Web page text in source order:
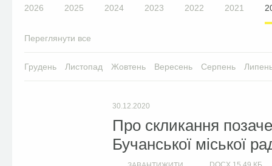
2026 2025 2024 2023 2022 2021
Переглянути все
Грудень Листопад Жовтень Вересень Серпень
30.12.2020
Про скликання
Бучанської міської